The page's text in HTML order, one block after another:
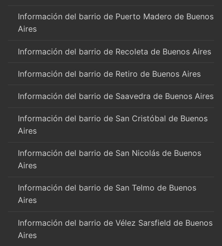
Información del barrio de Puerto Madero de Buenos
Aires
Información del barrio de Recoleta de Buenos Aires
Información del barrio de Retiro de Buenos Aires
Información del barrio de Saavedra de Buenos Aires
Información del barrio de San Cristóbal de Buenos
Aires
Información del barrio de San Nicolás de Buenos
Aires
Información del barrio de San Telmo de Buenos
Aires
Información del barrio de Vélez Sarsfield de Buenos
Aires